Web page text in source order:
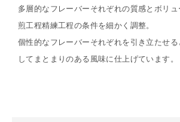
多層的なフレーバーそれぞれの質感とボリ
煎工程精練工程の条件を細かく調整。
個性的なフレーバーそれぞれを引き立たせる
してまとまりのある風味に仕上げています。